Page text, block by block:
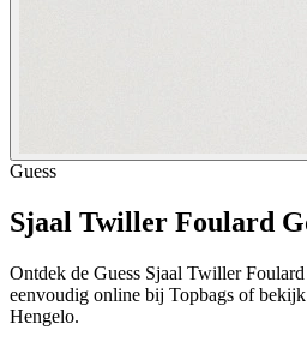
Guess
Sjaal Twiller Foulard
Ontdek de Guess Sjaal Twiller
eenvoudig online bij Topbags of
Hengelo.